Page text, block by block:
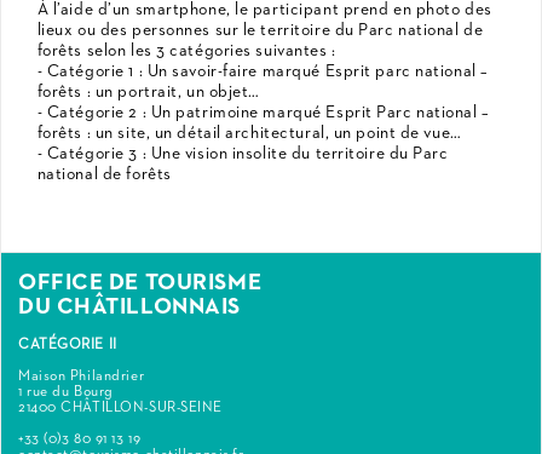
À l’aide d’un smartphone, le participant prend en photo des
lieux ou des personnes sur le territoire du Parc national de
forêts selon les 3 catégories suivantes :
- Catégorie 1 : Un savoir-faire marqué Esprit parc national –
forêts : un portrait, un objet…
- Catégorie 2 : Un patrimoine marqué Esprit Parc national –
forêts : un site, un détail architectural, un point de vue…
- Catégorie 3 : Une vision insolite du territoire du Parc
national de forêts
OFFICE DE TOURISME
DU CHÂTILLONNAIS
CATÉGORIE II
Maison Philandrier
1 rue du Bourg
21400 CHÂTILLON-SUR-SEINE
+33 (0)3 80 91 13 19